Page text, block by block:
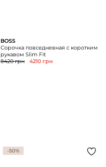
BOSS
Сорочка повседневная с коротким
рукавом Slim Fit
8420 грн
4210 грн
-50%